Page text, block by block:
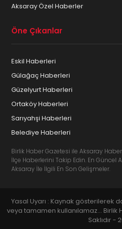
Aksaray Özel Haberler
Öne Çıkanlar
Eskil Haberleri
Gülağaç Haberleri
Güzelyurt Haberleri
Ortaköy Haberleri
Sarıyahşi Haberleri
Belediye Haberleri
Birlik Haber Gazetesi ile Aksaray
İlçe Haberlerini Takip Edin. En Güncel
Aksaray İle İlgili En Son Gelişmeler.
Yasal Uyarı : Kaynak gösterilerek
veya tamamen kullanılamaz... Birlik
Saklıdır -